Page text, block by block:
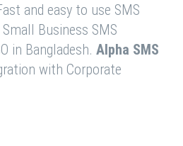
and easy to use SMS
Business SMS
in Bangladesh. Alpha SMS
with Corporate